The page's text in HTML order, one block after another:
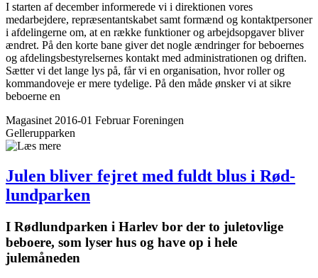
I starten af december informerede vi i direktionen vores
medarbejdere, repræsentantskabet samt formænd og kontaktpersoner
i afdelingerne om, at en række funktioner og arbejdsopgaver bliver
ændret. På den korte bane giver det nogle ændringer for beboernes
og afdelingsbestyrelsernes kontakt med administrationen og driften.
Sætter vi det lange lys på, får vi en organisation, hvor roller og
kommandoveje er mere tydelige. På den måde ønsker vi at sikre
beboerne en
Magasinet 2016-01 Februar Foreningen
Gellerupparken
Julen bliver fejret med fuldt blus i Rød­
lund­parken
I Rød­lund­parken i Harlev bor der to juletovlige
beboere, som lyser hus og have op i hele
julemåneden